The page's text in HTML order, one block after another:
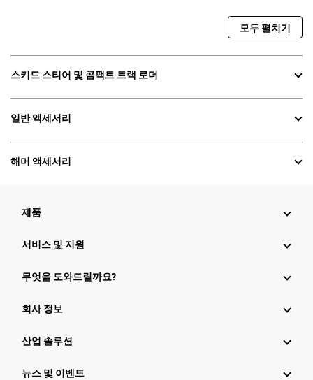
모두 펼치기
스키드 스티어 및 콤팩트 트랙 로더
일반 액세서리
해머 액세서리
제품
서비스 및 지원
무엇을 도와드릴까요?
회사 정보
산업 솔루션
뉴스 및 이벤트